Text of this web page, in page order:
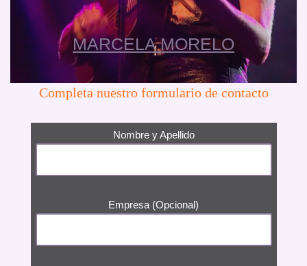
MARCELA MORELO
Completa nuestro formulario de contacto
Nombre y Apellido
Empresa (Opcional)